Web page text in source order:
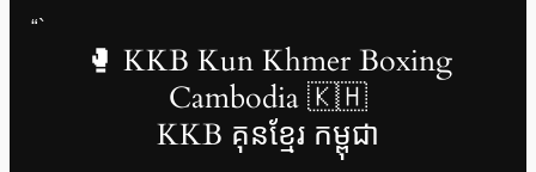
“`
🥊 KKB Kun Khmer Boxing
Cambodia 🇰🇭
KKB គុនខ្មែរ កម្ពុជា